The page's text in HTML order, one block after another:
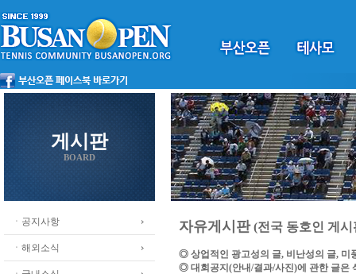
게시판
BOARD
ㆍ공지사항
ㆍ해외소식
자유게시판(전국 동호인 게시
◎ 상업적인 광고성의 글, 비난성의 글, 미
◎ 대회공지(안내/결과/사진)에 관한 글은